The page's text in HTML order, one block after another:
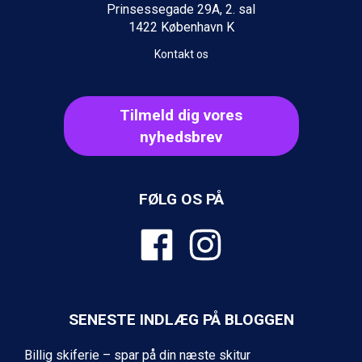
Ischgl fra DKK 7.095
St. Anton fra DKK 7.245
Zell am See fra DKK 4.095
Ponte di Legno fra DKK 4.745
Alleghe fra DKK 5.595
Bad Gastein fra DKK 4.195
Sauze dOulx fra DKK 4.045
La Thuile fra DKK 4.595
Cervinia fra DKK 5.295
Sölden fra DKK 8.445
Champoluc fra DKK 3.795
Fieberbrunn fra DKK 6.145
Prinsessegade 29A, 2. sal
1422 København K
Kontakt os
Tilmeld dig vores
nyhedsbrev
FØLG OS PÅ
SENESTE INDLÆG PÅ BLOGGEN
Billig skiferie – spar på din næste skitur